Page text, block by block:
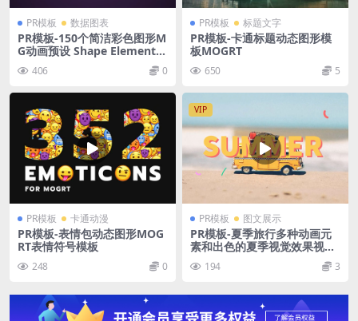
PR模板 数据图表
PR模板-150个简洁彩色图形M
G动画预设 Shape Elements
for Premiere Pro
406 0
PR模板 标题文字
PR模板-卡通标题动态图形模
板MOGRT
650 5
PR模板 卡通动漫
PR模板-表情包动态图形MOG
RT表情符号模板
248 0
VIP
PR模板 图文展示
PR模板-夏季旅行多种动画元
素和出色的夏季视觉效果视频
模板194 3